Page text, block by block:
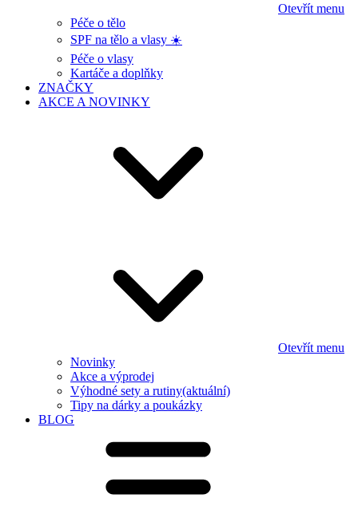
Otevřít menu
Péče o tělo
SPF na tělo a vlasy ☀️
Péče o vlasy
Kartáče a doplňky
ZNAČKY
AKCE A NOVINKY
Otevřít menu
Novinky
Akce a výprodej
Výhodné sety a rutiny(aktuální)
Tipy na dárky a poukázky
BLOG